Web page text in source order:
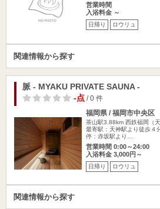
営業時間
入浴料金 ～
日帰り ロウリュ
関連情報から探す
脈 - MYAKU PRIVATE SAUNA -
-点/ 0 件
福岡県 / 福岡市中央区
茶山駅3.88km 西鉄福岡（
最寄駅：天神駅より徒歩４
停：赤坂駅より…
営業時間 0:00～24:00
入浴料金 3,000円～
日帰り ロウリュ
関連情報から探す